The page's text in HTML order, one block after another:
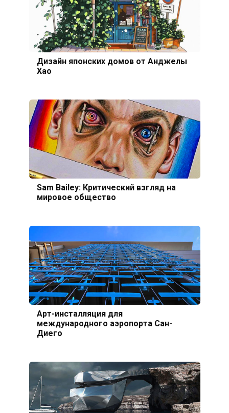
Дизайн японских домов от Анджелы
Хао
Sam Bailey: Критический взгляд на
мировое общество
Арт-инсталляция для
международного аэропорта Сан-
Диего